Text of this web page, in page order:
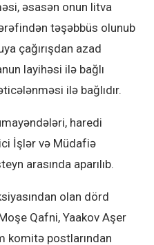
əsasən onun litva
təşəbbüs olunub
çağırışdan azad
layihəsi ilə bağlı
ilə bağlıdır.
haredi
İşlər və Müdafiə
arasında aparılıb.
olan dörd
Qafni, Yaakov Aşer
komitə postlarından